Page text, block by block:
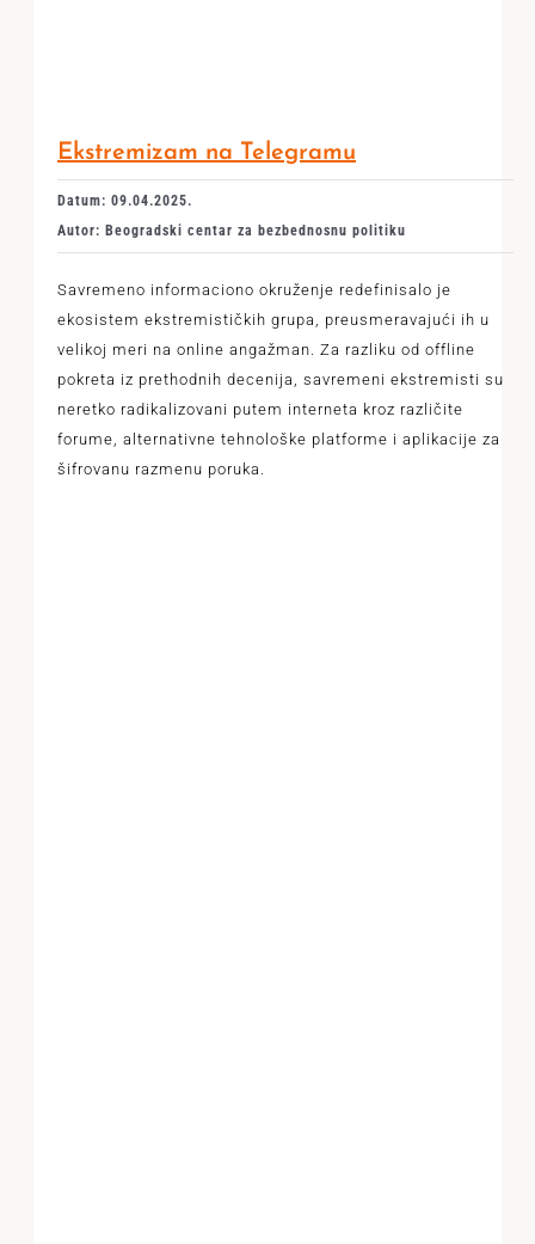
Ekstremizam na Telegramu
Datum: 09.04.2025.
Autor: Beogradski centar za bezbednosnu politiku
Savremeno informaciono okruženje redefinisalo je
ekosistem ekstremističkih grupa, preusmeravajući ih u
velikoj meri na online angažman. Za razliku od offline
pokreta iz prethodnih decenija, savremeni ekstremisti su
neretko radikalizovani putem interneta kroz različite
forume, alternativne tehnološke platforme i aplikacije za
šifrovanu razmenu poruka.